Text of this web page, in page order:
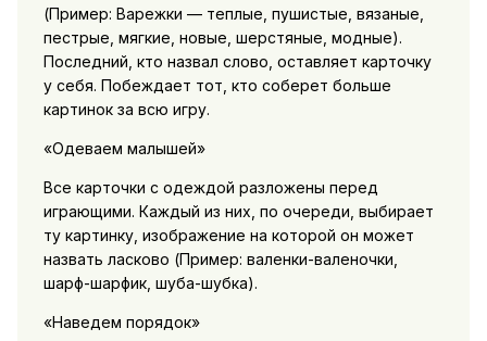
(Пример: Варежки — теплые, пушистые, вязаные,
пестрые, мягкие, новые, шерстяные, модные).
Последний, кто назвал слово, оставляет карточку
у себя. Побеждает тот, кто соберет больше
картинок за всю игру.
«Одеваем малышей»
Все карточки с одеждой разложены перед
играющими. Каждый из них, по очереди, выбирает
ту картинку, изображение на которой он может
назвать ласково (Пример: валенки-валеночки,
шарф-шарфик, шуба-шубка).
«Наведем порядок»